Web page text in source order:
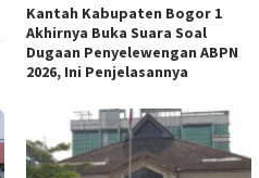
Kantah Kabupaten Bogor 1
Akhirnya Buka Suara Soal
Dugaan Penyelewengan ABPN
2026, Ini Penjelasannya